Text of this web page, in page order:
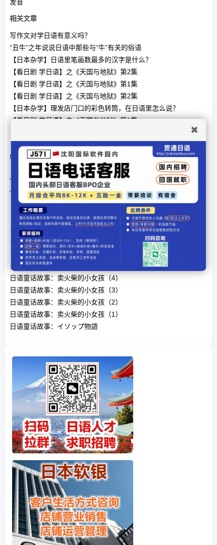
✖
发音
相关文章
写作文对学日语有意义吗？
“丑牛”之年说说日语中那些与“牛”有关的俗语
【日本杂学】日语里笔画数最多的汉字是什么？
【看日剧 学日语】之《天国与地狱》第2集
【看日剧 学日语】之《天国与地狱》第1集
【看日剧 学日语】之《天国与地狱》第2集
【日本杂学】理发店门口的彩色转筒，在日语里怎么说？
【看日剧 学日语】之《天国与地狱》第1集
【日本杂学】日语里「海老」与「蝦」有什么区别？
N1合格之后如何进一步提升日语水平？
【看日剧 学日语】之《钱断情始》第1集
“日语片假名过多，太难懂”？ 用批判性思维看是真的么
“日语片假名过多，太难懂”？ 用批判性思维看是真的么
【看日剧 学日语】之《钱断情始》第1集
【看日剧 学日语】之《半泽直树》第二季第1集
日语童话故事：夜莺
日语童话故事：卖火柴的小女孩（3）
日语童话故事：卖火柴的小女孩（6）
日语童话故事：卖火柴的小女孩（5）
日语童话故事：卖火柴的小女孩（4）
日语童话故事：卖火柴的小女孩（3）
日语童话故事：卖火柴的小女孩（2）
日语童话故事：卖火柴的小女孩（1）
日语童话故事：イソップ物語